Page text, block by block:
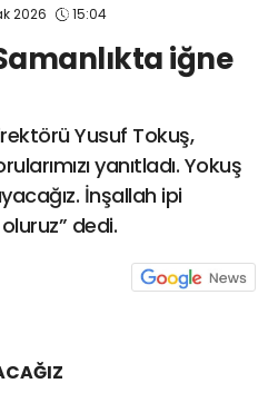
2026 15:04
iğne
Yusuf Tokuş,
yanıtladı. Yokuş
İnşallah ipi
dedi.
info@spor41.com